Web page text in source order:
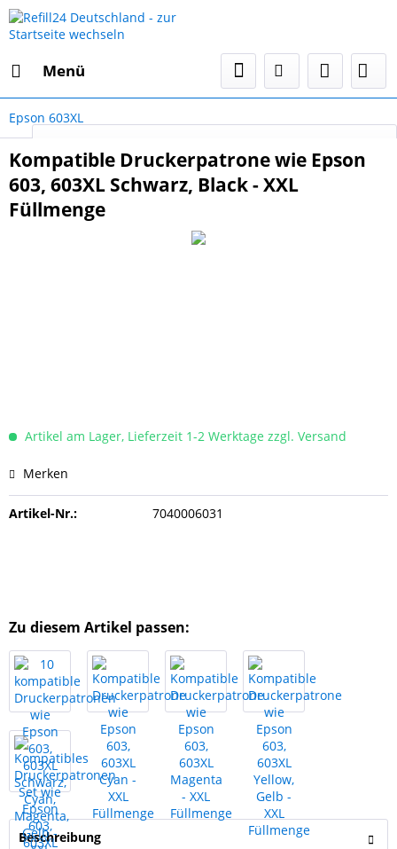
Menü
Epson 603XL
Kompatible Druckerpatrone wie Epson
603, 603XL Schwarz, Black - XXL
Füllmenge
Artikel am Lager, Lieferzeit 1-2 Werktage zzgl. Versand
Merken
Artikel-Nr.: 7040006031
Zu diesem Artikel passen:
Beschreibung